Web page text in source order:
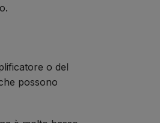
o del
possono